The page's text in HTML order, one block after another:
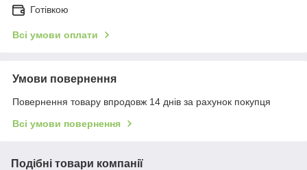
Готівкою
Всі умови оплати
Умови повернення
Повернення товару впродовж 14 днів за рахунок покупця
Всі умови повернення
Подібні товари компанії